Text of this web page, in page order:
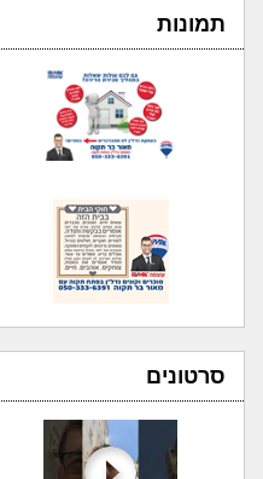
תמונות
סרטונים